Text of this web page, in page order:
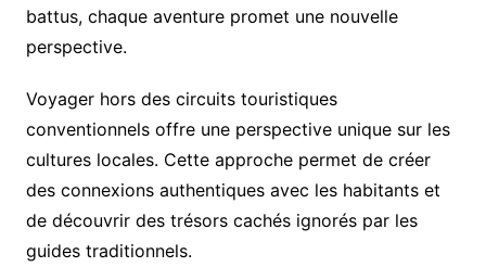
battus, chaque aventure promet une nouvelle
perspective.
Voyager hors des circuits touristiques
conventionnels offre une perspective unique sur les
cultures locales. Cette approche permet de créer
des connexions authentiques avec les habitants et
de découvrir des trésors cachés ignorés par les
guides traditionnels.